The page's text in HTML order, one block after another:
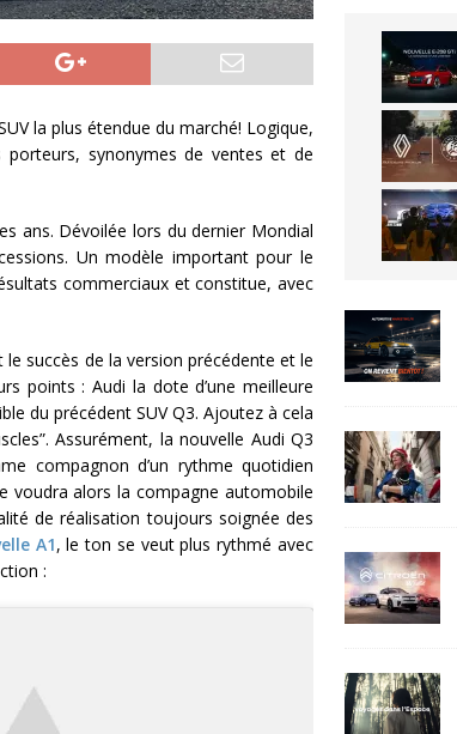
la plus étendue du marché! Logique,
synonymes de ventes et de
ans. Dévoilée lors du dernier Mondial
Un modèle important pour le
commerciaux et constitue, avec
succès de la version précédente et le
points : Audi la dote d’une meilleure
du précédent SUV Q3. Ajoutez à cela
Assurément, la nouvelle Audi Q3
compagnon d’un rythme quotidien
voudra alors la compagne automobile
de réalisation toujours soignée des
A1, le ton se veut plus rythmé avec
: